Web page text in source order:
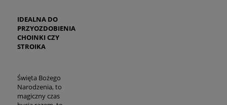
IDEALNA DO
PRZYOZDOBIENIA
CHOINKI CZY
STROIKA
Święta Bożego
Narodzenia, to
magiczny czas